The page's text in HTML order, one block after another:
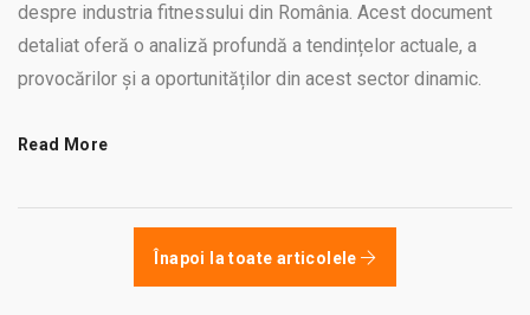
despre industria fitnessului din România. Acest document
detaliat oferă o analiză profundă a tendințelor actuale, a
provocărilor și a oportunităților din acest sector dinamic.
Read More
Înapoi la toate articolele